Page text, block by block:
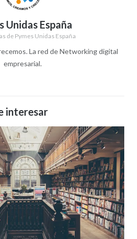
Unidas España
de Pymes Unidas España
La red de Networking digital
empresarial.
interesar